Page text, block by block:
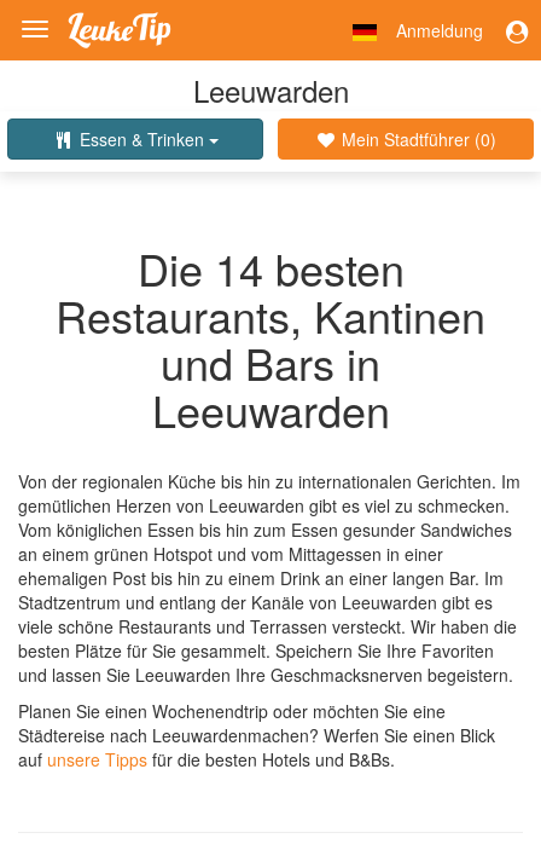
Toggle
navigation
Anmeldung
Leeuwarden
Essen & Trinken Mein Stadtführer (0)
Die 14 besten
Restaurants, Kantinen
und Bars in
Leeuwarden
Von der regionalen Küche bis hin zu internationalen Gerichten. Im
gemütlichen Herzen von Leeuwarden gibt es viel zu schmecken.
Vom königlichen Essen bis hin zum Essen gesunder Sandwiches
an einem grünen Hotspot und vom Mittagessen in einer
ehemaligen Post bis hin zu einem Drink an einer langen Bar. Im
Stadtzentrum und entlang der Kanäle von Leeuwarden gibt es
viele schöne Restaurants und Terrassen versteckt. Wir haben die
besten Plätze für Sie gesammelt. Speichern Sie Ihre Favoriten
und lassen Sie Leeuwarden Ihre Geschmacksnerven begeistern.
Planen Sie einen Wochenendtrip oder möchten Sie eine
Städtereise nach Leeuwardenmachen? Werfen Sie einen Blick
auf unsere Tipps für die besten Hotels und B&Bs.